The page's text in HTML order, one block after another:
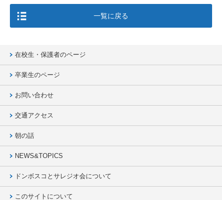
一覧に戻る
在校生・保護者のページ
卒業生のページ
お問い合わせ
交通アクセス
朝の話
NEWS&TOPICS
ドンボスコとサレジオ会について
このサイトについて